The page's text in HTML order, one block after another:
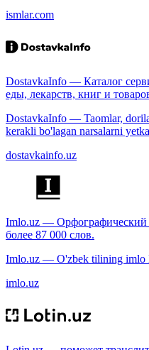
ismlar.com
DostavkaInfo — Каталог
еды, лекарств, книг и
DostavkaInfo — Taomlar,
kerakli bo'lagan narsalarni
dostavkainfo.uz
Imlo.uz — Орфографический
более 87 000 слов.
Imlo.uz — O'zbek tilining imlo
imlo.uz